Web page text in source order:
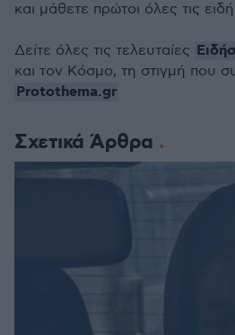
Σχετικά Άρθρα
και μάθετε πρώτοι όλες τις
Δείτε όλες τις τελευταίες
και τον Κόσμο, τη στιγμή που
Protothema.gr